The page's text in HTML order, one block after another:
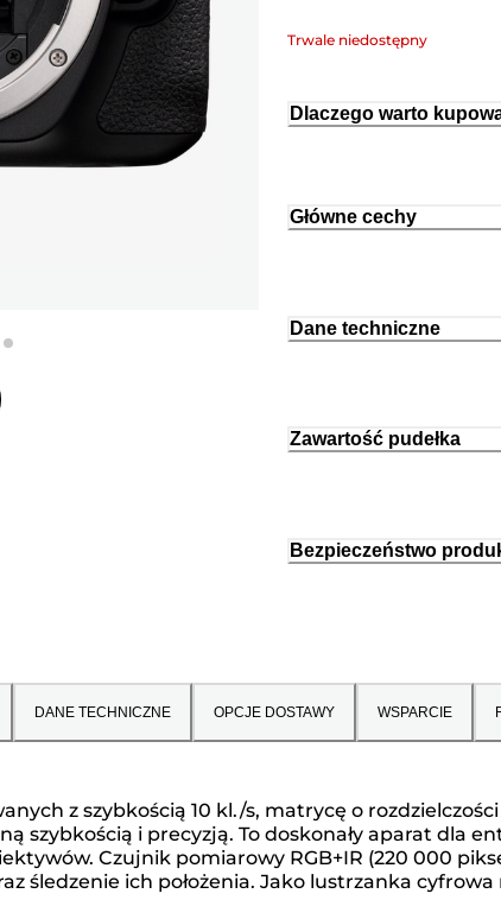
Trwale niedostępny
Dlaczego warto
Główne cechy
Dane techniczne
Zawartość pudełka
Bezpieczeństwo
DANE TECHNICZNE OPCJE DOSTAWY WSPARCIE
z szybkością 10 kl./s, matrycę o
szybkością i precyzją. To doskonały aparat dla
Czujnik pomiarowy RGB+IR (220 000
śledzenie ich położenia. Jako lustrzanka